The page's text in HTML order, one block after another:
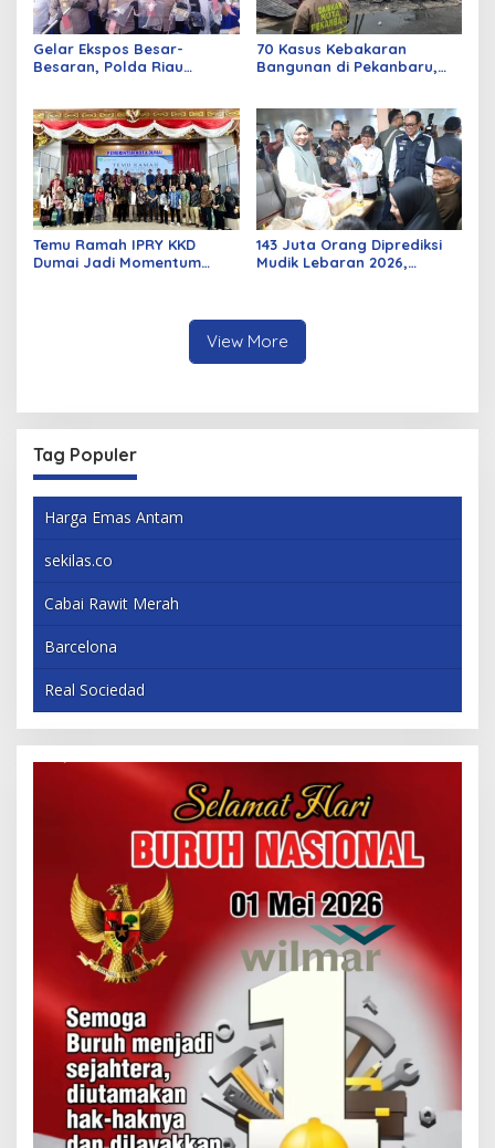
Gelar Ekspos Besar-
Besaran, Polda Riau
Curanmor
70 Kasus Kebakaran
Bangunan di Pekanbaru,
Temu Ramah IPRY KKD
Dumai Jadi Momentum
143 Juta Orang Diprediksi
Mudik Lebaran 2026,
View More
Tag Populer
Harga Emas Antam
sekilas.co
Cabai Rawit Merah
Barcelona
Real Sociedad